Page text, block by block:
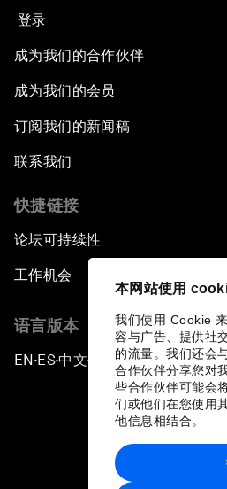
本网站使用
我们使用 Cookie
容与广告、提供社
的流量。我们还会
合作伙伴分享您对
些合作伙伴可能会
们或他们在您使用
他信息相结合。
登录
成为我们的合作伙伴
成为我们的会员
订阅我们的新闻稿
联系我们
快捷链接
论坛可持续性
工作机会
语言版本
EN ▪ES▪中文▪ 日本語